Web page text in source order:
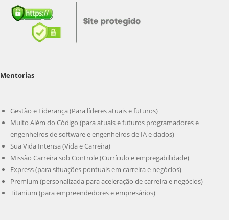
Mentorias
Gestão e Liderança (Para líderes atuais e futuros)
Muito Além do Código (para atuais e futuros programadores e
engenheiros de software e engenheiros de IA e dados)
Sua Vida Intensa (Vida e Carreira)
Missão Carreira sob Controle (Currículo e empregabilidade)
Express (para situações pontuais em carreira e negócios)
Premium (personalizada para aceleração de carreira e negócios)
Titanium (para empreendedores e empresários)